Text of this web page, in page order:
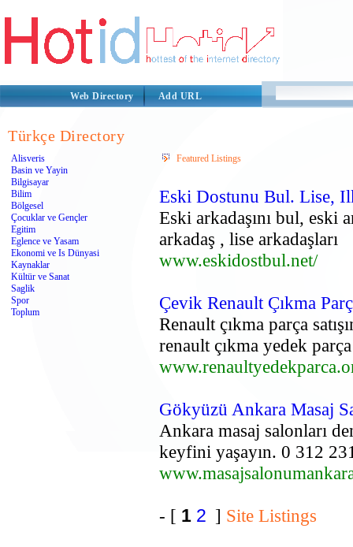
Web Directory Add URL
Türkçe Directory
Alisveris
Basin ve Yayin
Bilgisayar
Bilim
Bölgesel
Çocuklar ve Gençler
Egitim
Eglence ve Yasam
Ekonomi ve Is Dünyasi
Kaynaklar
Kültür ve Sanat
Saglik
Spor
Toplum
Featured Listings
Eski Dostunu Bul. Lise,
Eski arkadaşını bul, eski
arkadaş , lise arkadaşları
www.eskidostbul.net/
Çevik Renault Çıkma
Renault çıkma parça
renault çıkma yedek
Gökyüzü Ankara Masaj
Ankara masaj salonları
keyfini yaşayın. 0 312
- [ 1 2 ] Site Listings